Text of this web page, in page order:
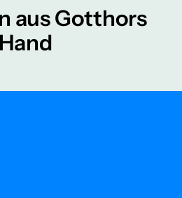
aus Gotthors
Hand